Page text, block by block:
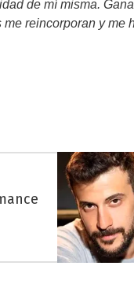
de mí misma.
reincorporan y me